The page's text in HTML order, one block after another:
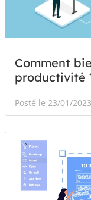
Comment
productivité
Posté le 23/01/